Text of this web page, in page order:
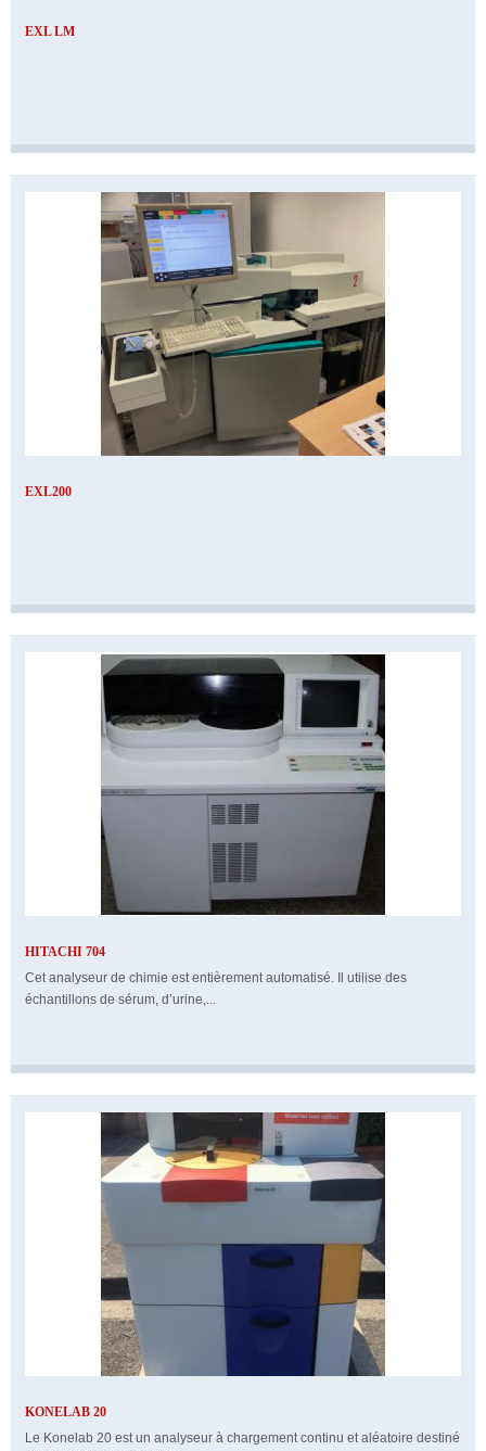
EXL LM
EXL200
HITACHI 704
Cet analyseur de chimie est entièrement automatisé. Il utilise des
échantillons de sérum, d’urine,...
KONELAB 20
Le Konelab 20 est un analyseur à chargement continu et aléatoire destiné